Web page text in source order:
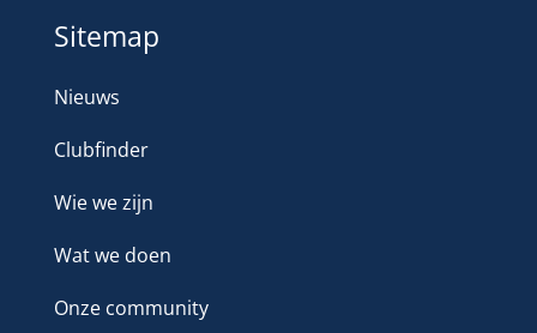
Sitemap
Nieuws
Clubfinder
Wie we zijn
Wat we doen
Onze community